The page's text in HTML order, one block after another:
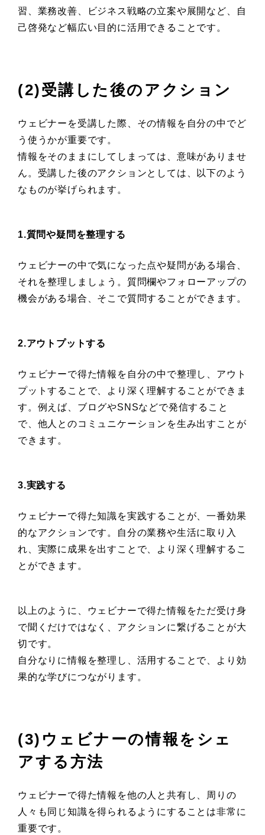
習、業務改善、ビジネス戦略の立案や展開など、自
己啓発など幅広い目的に活用できることです。
(2)受講した後のアクション
ウェビナーを受講した際、その情報を自分の中でど
う使うかが重要です。
情報をそのままにしてしまっては、意味がありませ
ん。受講した後のアクションとしては、以下のよう
なものが挙げられます。
1.質問や疑問を整理する
ウェビナーの中で気になった点や疑問がある場合、
それを整理しましょう。質問欄やフォローアップの
機会がある場合、そこで質問することができます。
2.アウトプットする
ウェビナーで得た情報を自分の中で整理し、アウト
プットすることで、より深く理解することができま
す。例えば、ブログやSNSなどで発信すること
で、他人とのコミュニケーションを生み出すことが
できます。
3.実践する
ウェビナーで得た知識を実践することが、一番効果
的なアクションです。自分の業務や生活に取り入
れ、実際に成果を出すことで、より深く理解するこ
とができます。
以上のように、ウェビナーで得た情報をただ受け身
で聞くだけではなく、アクションに繋げることが大
切です。
自分なりに情報を整理し、活用することで、より効
果的な学びにつながります。
(3)ウェビナーの情報をシェ
アする方法
ウェビナーで得た情報を他の人と共有し、周りの
人々も同じ知識を得られるようにすることは非常に
重要です。